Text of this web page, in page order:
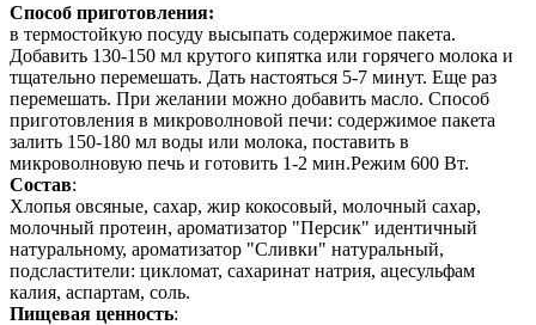
Способ приготовления:
в термостойкую посуду высыпать содержимое пакета.
Добавить 130-150 мл крутого кипятка или горячего молока и
тщательно перемешать. Дать настояться 5-7 минут. Еще раз
перемешать. При желании можно добавить масло. Способ
приготовления в микроволновой печи: содержимое пакета
залить 150-180 мл воды или молока, поставить в
микроволновую печь и готовить 1-2 мин.Режим 600 Вт.
Состав:
Хлопья овсяные, сахар, жир кокосовый, молочный сахар,
молочный протеин, ароматизатор "Персик" идентичный
натуральному, ароматизатор "Сливки" натуральный,
подсластители: цикломат, сахаринат натрия, ацесульфам
калия, аспартам, соль.
Пищевая ценность: